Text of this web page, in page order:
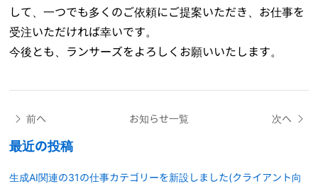
して、一つでも多くのご依頼にご提案いただき、お仕事を
受注いただければ幸いです。
今後とも、ランサーズをよろしくお願いいたします。
前へ お知らせ一覧 次へ
最近の投稿
生成AI関連の31の仕事カテゴリーを新設しました(クライアント向